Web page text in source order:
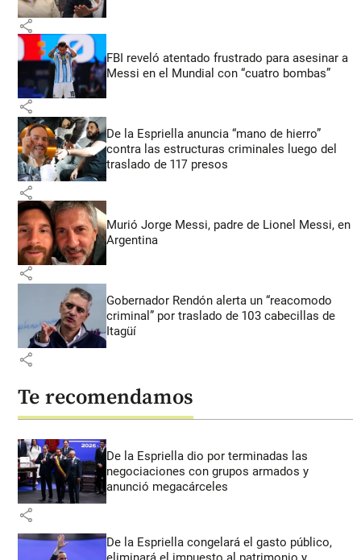
share
FBI reveló atentado frustrado para asesinar a
Messi en el Mundial con “cuatro bombas”
share
De la Espriella anuncia “mano de hierro”
contra las estructuras criminales luego del
traslado de 117 presos
share
Murió Jorge Messi, padre de Lionel Messi, en
Argentina
share
Gobernador Rendón alerta un “reacomodo
criminal” por traslado de 103 cabecillas de
Itagüí
share
Te recomendamos
De la Espriella dio por terminadas las
negociaciones con grupos armados y
anunció megacárceles
share
De la Espriella congelará el gasto público,